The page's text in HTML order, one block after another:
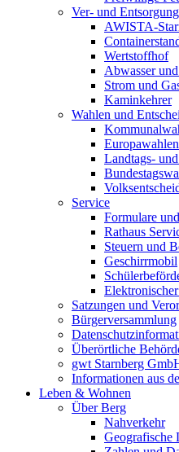
Ver- und Entsorgung
AWISTA-
Wertstoffhof
Abwasser
Strom und
Kaminkehrer
Wahlen und
Europawahlen
Landtags-
Service
Formulare
Rathaus
Steuern und
Geschirrmobil
Satzungen und
Bürgerversammlung
Überörtliche
gwt Starnberg
Informationen aus
Leben & Wohnen
Über Berg
Nahverkehr
Geografische